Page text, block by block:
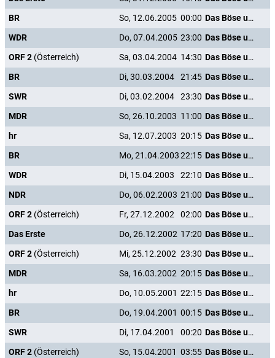
BR
So, 12.06.2005 00:00
Das Böse unter der Sonne
WDR
Do, 07.04.2005 23:00
Das Böse unter der Sonne
ORF 2 (Österreich) Sa, 03.04.2004 14:30
Das Böse unter der Sonne
BR
Di, 30.03.2004 21:45
Das Böse unter der Sonne
SWR
Di, 03.02.2004 23:30
Das Böse unter der Sonne
MDR
So, 26.10.2003 11:00
Das Böse unter der Sonne
hr
Sa, 12.07.2003 20:15
Das Böse unter der Sonne
BR
Mo, 21.04.200322:15
Das Böse unter der Sonne
WDR
Di, 15.04.2003 22:10
Das Böse unter der Sonne
NDR
Do, 06.02.2003 21:00
Das Böse unter der Sonne
ORF 2 (Österreich) Fr, 27.12.2002 02:00
Das Böse unter der Sonne
Das Erste
Do, 26.12.2002 17:20
Das Böse unter der Sonne
ORF 2 (Österreich) Mi, 25.12.2002 23:30
Das Böse unter der Sonne
MDR
Sa, 16.03.2002 20:15
Das Böse unter der Sonne
hr
Do, 10.05.2001 22:15
Das Böse unter der Sonne
BR
Do, 19.04.2001 00:15
Das Böse unter der Sonne
SWR
Di, 17.04.2001 00:20
Das Böse unter der Sonne
ORF 2 (Österreich) So, 15.04.2001 03:55
Das Böse unter der Sonne